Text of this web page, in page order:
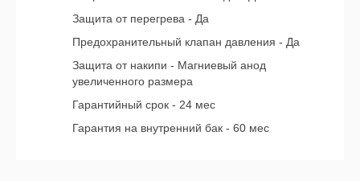
Защита от перегрева - Да
Предохранительный клапан давления - Да
Защита от накипи - Магниевый анод
увеличенного размера
Гарантийный срок - 24 мес
Гарантия на внутренний бак - 60 мес